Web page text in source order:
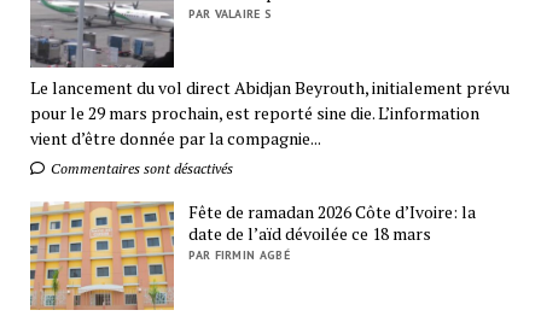
PAR VALAIRE S
Le lancement du vol direct Abidjan Beyrouth, initialement prévu
pour le 29 mars prochain, est reporté sine die. L’information
vient d’être donnée par la compagnie...
Commentaires sont désactivés
Fête de ramadan 2026 Côte d’Ivoire: la
date de l’aïd dévoilée ce 18 mars
PAR FIRMIN AGBÉ